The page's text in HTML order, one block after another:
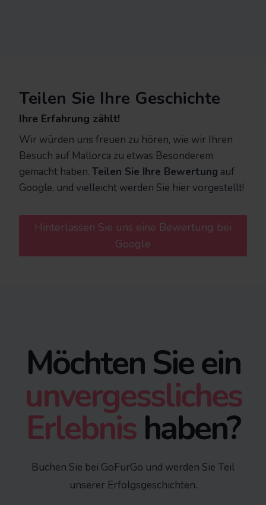
Teilen Sie Ihre Geschichte
Ihre Erfahrung zählt!
Wir würden uns freuen zu hören, wie wir Ihren
Besuch auf Mallorca zu etwas Besonderem
gemacht haben. Teilen Sie Ihre Bewertung auf
Google, und vielleicht werden Sie hier vorgestellt!
Hinterlassen Sie uns eine Bewertung bei
Google
Möchten Sie ein
unvergessliches
Erlebnishaben?
Buchen Sie bei GoFurGo und werden Sie Teil
unserer Erfolgsgeschichten.